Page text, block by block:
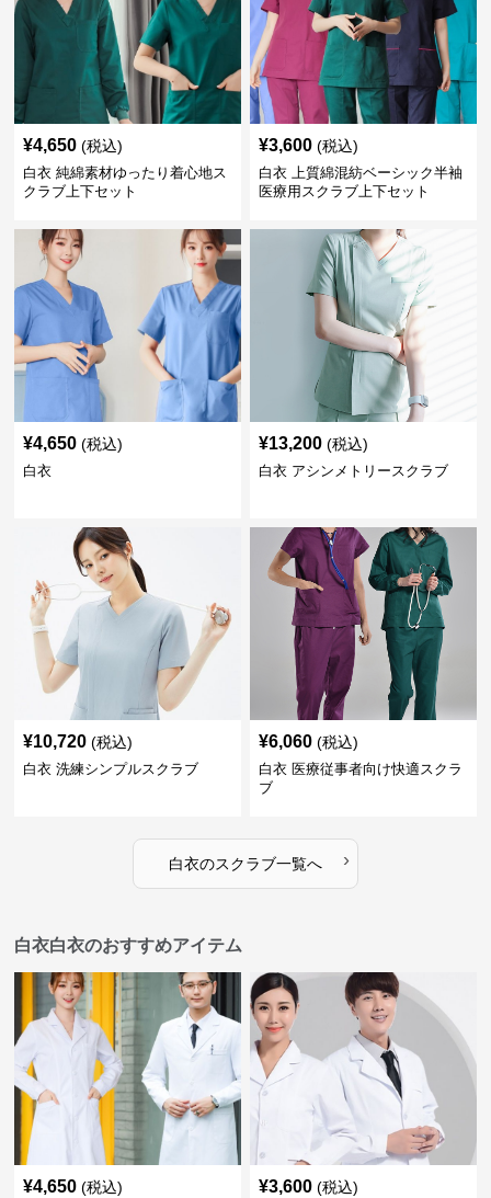
¥4,650 (税込)
白衣 純綿素材ゆったり着心地ス
クラブ上下セット
¥3,600 (税込)
白衣 上質綿混紡ベーシック半袖
医療用スクラブ上下セット
¥4,650 (税込)
白衣
¥13,200 (税込)
白衣 アシンメトリースクラブ
¥10,720 (税込)
白衣 洗練シンプルスクラブ
¥6,060 (税込)
白衣 医療従事者向け快適スクラ
ブ
白衣のスクラブ一覧へ ›
白衣白衣のおすすめアイテム
¥4,650 (税込) ¥3,600 (税込)